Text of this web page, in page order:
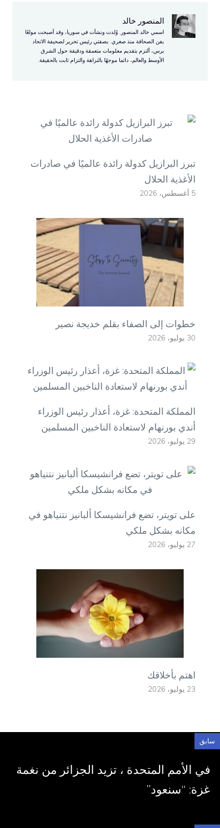
المنصور خالد
اسمي خالد المنصور. وُلدت ونشأت في سوريا، وقد أصبحت مولعًا
بفن الصحافة منذ صغري. بصفتي رئيس تحرير لصحيفة الاتحاد
برس، ألتزم بتقديم معلومات متعمقة ودقيقة حول الشرق
الأوسط والعالم، دائما موجهًا بالنزاهة والتزام ثابت بالحقيقة.
تبرز البرازيل كدولة رائدة عالميًا في صادرات
الأغذية الحلال
5 أغسطس، 2026
خطوات إلى الصفاء بقلم خديجة نصير
30 يوليو، 2026
المملكة المتحدة: غزة، أعذار رئيس الوزراء
أندي بورنهام لاستعادة الناخبين المسلمين
29 يوليو، 2026
على تويتر، تضع فرانشيسكا ألبانيز نتنياهو في
مكانه بشكل ملكي
27 يوليو، 2026
اهتم بأخلاقك
23 يوليو، 2026
سابق
في الأمم المتحدة ، تزيد الجزائر من نغمة
غزة: “سنعود”